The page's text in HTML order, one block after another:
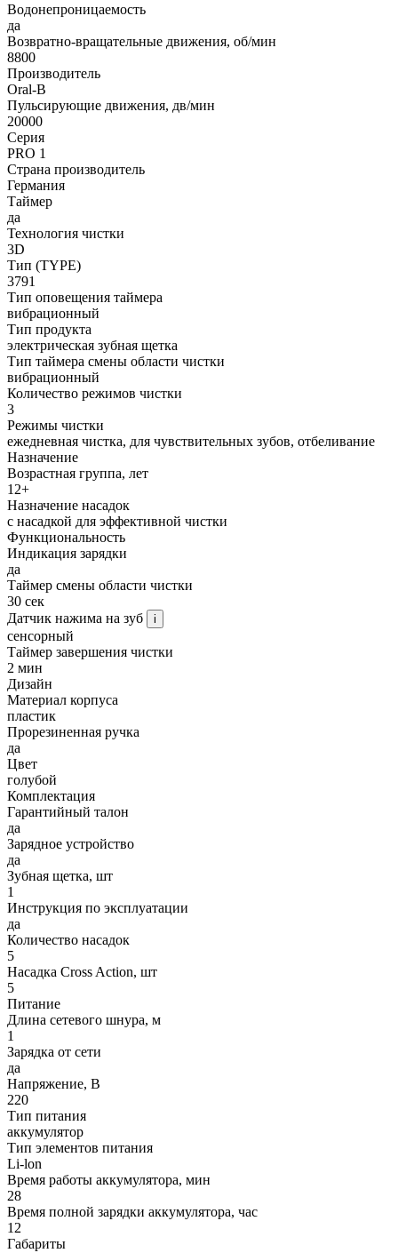
Водонепроницаемость
да
Возвратно-вращательные движения, об/мин
8800
Производитель
Oral-B
Пульсирующие движения, дв/мин
20000
Серия
PRO 1
Страна производитель
Германия
Таймер
да
Технология чистки
3D
Тип (TYPE)
3791
Тип оповещения таймера
вибрационный
Тип продукта
электрическая зубная щетка
Тип таймера смены области чистки
вибрационный
Количество режимов чистки
3
Режимы чистки
ежедневная чистка, для чувствительных зубов, отбеливание
Назначение
Возрастная группа, лет
12+
Назначение насадок
с насадкой для эффективной чистки
Функциональность
Индикация зарядки
да
Таймер смены области чистки
30 сек
Датчик нажима на зуб
i
сенсорный
Таймер завершения чистки
2 мин
Дизайн
Материал корпуса
пластик
Прорезиненная ручка
да
Цвет
голубой
Комплектация
Гарантийный талон
да
Зарядное устройство
да
Зубная щетка, шт
1
Инструкция по эксплуатации
да
Количество насадок
5
Насадка Cross Action, шт
5
Питание
Длина сетевого шнура, м
1
Зарядка от сети
да
Напряжение, В
220
Тип питания
аккумулятор
Тип элементов питания
Li-lon
Время работы аккумулятора, мин
28
Время полной зарядки аккумулятора, час
12
Габариты